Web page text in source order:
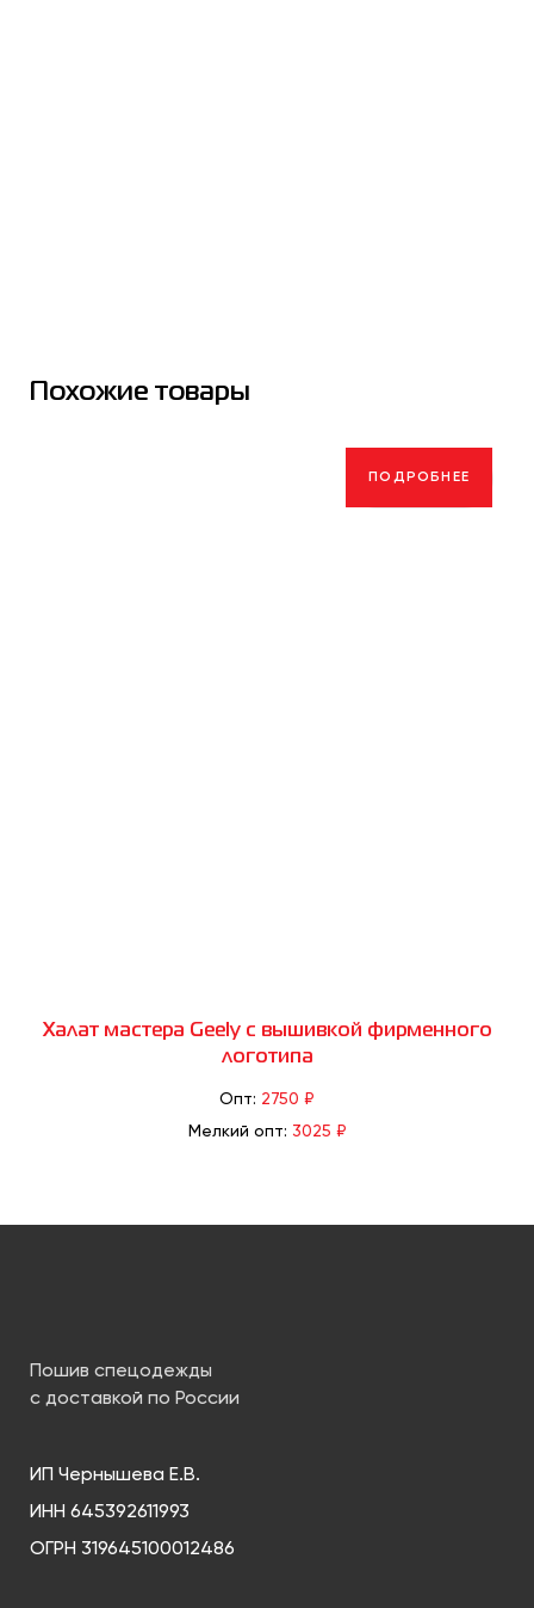
Похожие товары
Халат мастера Geely с вышивкой фирменного
логотипа
Опт: 2750 ₽
Мелкий опт: 3025 ₽
ПОДРОБНЕЕ
Пошив спецодежды
с доставкой по России
ИП Чернышева Е.В.
ИНН 645392611993
ОГРН 319645100012486